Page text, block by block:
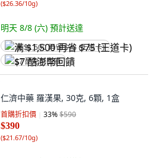
($26.36/10g)
明天 8/8 (六) 預計送達
满 $1,500 再省 $75 (王道卡)
$7 酷澎幣回饋
仁濟中藥 羅漢果, 30克, 6顆, 1盒
首購折扣價 33%$590
$390
($21.67/10g)